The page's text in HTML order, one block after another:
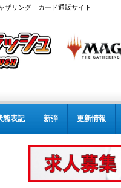
ザリング カード通販サイト
態表記 新弾 更新情報